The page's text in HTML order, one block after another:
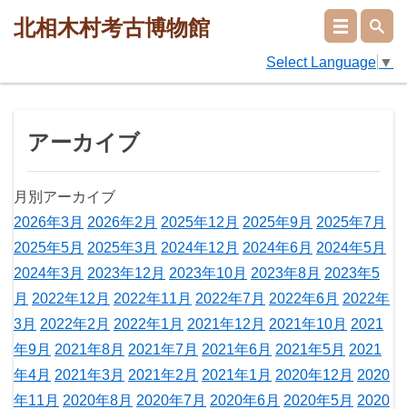
北相木村考古博物館
Select Language ▼
アーカイブ
月別アーカイブ
2026年3月 2026年2月 2025年12月 2025年9月 2025年7月
2025年5月 2025年3月 2024年12月 2024年6月 2024年5月
2024年3月 2023年12月 2023年10月 2023年8月 2023年5
月 2022年12月 2022年11月 2022年7月 2022年6月 2022年
3月 2022年2月 2022年1月 2021年12月 2021年10月 2021
年9月 2021年8月 2021年7月 2021年6月 2021年5月 2021
年4月 2021年3月 2021年2月 2021年1月 2020年12月 2020
年11月 2020年8月 2020年7月 2020年6月 2020年5月 2020